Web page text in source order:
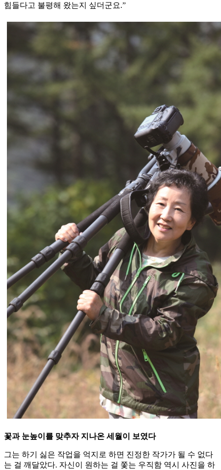
힘들다고 불평해 왔는지 싶더군요.”
꽃과 눈높이를 맞추자 지나온 세월이 보였다
그는 하기 싫은 작업을 억지로 하면 진정한 작가가 될 수 없다
는 걸 깨달았다. 자신이 원하는 걸 쫓는 우직함 역시 사진을 하